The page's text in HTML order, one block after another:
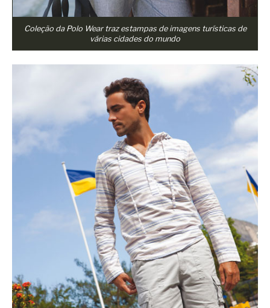
Coleção da Polo Wear traz estampas de imagens turísticas de
várias cidades do mundo